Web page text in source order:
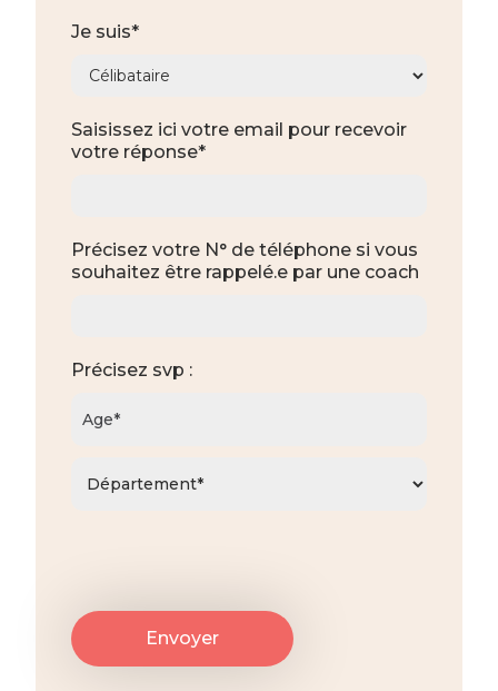
Je suis*
Saisissez ici votre email pour recevoir
votre réponse*
Précisez votre N° de téléphone si vous
souhaitez être rappelé.e par une coach
Précisez svp :